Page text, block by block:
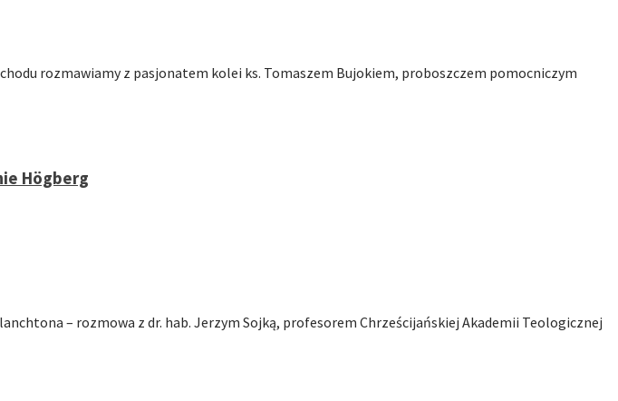
rozmawiamy z pasjonatem kolei ks. Tomaszem Bujokiem, proboszczem pomocniczym
Högberg
– rozmowa z dr. hab. Jerzym Sojką, profesorem Chrześcijańskiej Akademii Teologicznej